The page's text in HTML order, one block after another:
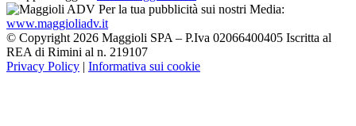
Per la tua pubblicità sui nostri Media:
www.maggioliadv.it
© Copyright 2026 Maggioli SPA – P.Iva 02066400405 Iscritta al
REA di Rimini al n. 219107
Privacy Policy | Informativa sui cookie